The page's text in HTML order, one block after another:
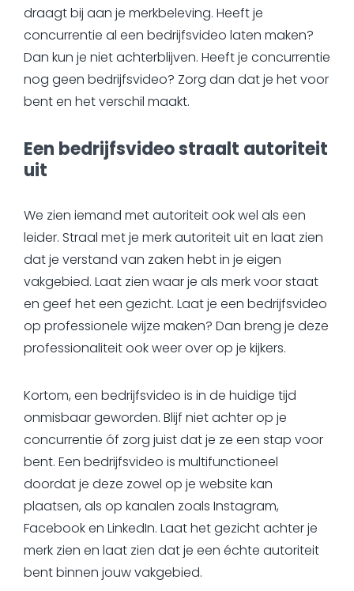
draagt bij aan je merkbeleving. Heeft je
concurrentie al een bedrijfsvideo laten maken?
Dan kun je niet achterblijven. Heeft je concurrentie
nog geen bedrijfsvideo? Zorg dan dat je het voor
bent en het verschil maakt.
Een bedrijfsvideo straalt autoriteit
uit
We zien iemand met autoriteit ook wel als een
leider. Straal met je merk autoriteit uit en laat zien
dat je verstand van zaken hebt in je eigen
vakgebied. Laat zien waar je als merk voor staat
en geef het een gezicht. Laat je een bedrijfsvideo
op professionele wijze maken? Dan breng je deze
professionaliteit ook weer over op je kijkers.
Kortom, een bedrijfsvideo is in de huidige tijd
onmisbaar geworden. Blijf niet achter op je
concurrentie óf zorg juist dat je ze een stap voor
bent. Een bedrijfsvideo is multifunctioneel
doordat je deze zowel op je website kan
plaatsen, als op kanalen zoals Instagram,
Facebook en LinkedIn. Laat het gezicht achter je
merk zien en laat zien dat je een échte autoriteit
bent binnen jouw vakgebied.